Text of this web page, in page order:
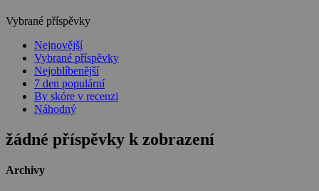
Vybrané příspěvky
Nejnovější
Vybrané příspěvky
Nejoblíbenější
7 den populární
By skóre v recenzi
Náhodný
žádné příspěvky k zobrazení
Archivy